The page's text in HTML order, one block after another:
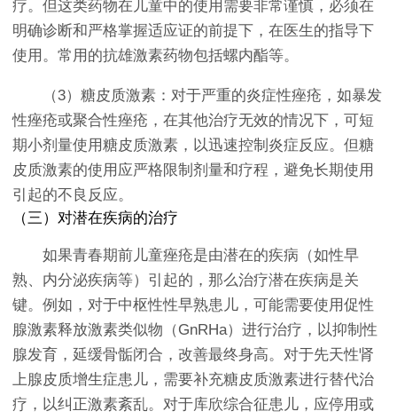
疗。但这类药物在儿童中的使用需要非常谨慎，必须在
明确诊断和严格掌握适应证的前提下，在医生的指导下
使用。常用的抗雄激素药物包括螺内酯等。
（3）糖皮质激素：对于严重的炎症性痤疮，如暴发
性痤疮或聚合性痤疮，在其他治疗无效的情况下，可短
期小剂量使用糖皮质激素，以迅速控制炎症反应。但糖
皮质激素的使用应严格限制剂量和疗程，避免长期使用
引起的不良反应。
（三）对潜在疾病的治疗
如果青春期前儿童痤疮是由潜在的疾病（如性早
熟、内分泌疾病等）引起的，那么治疗潜在疾病是关
键。例如，对于中枢性性早熟患儿，可能需要使用促性
腺激素释放激素类似物（GnRHa）进行治疗，以抑制性
腺发育，延缓骨骺闭合，改善最终身高。对于先天性肾
上腺皮质增生症患儿，需要补充糖皮质激素进行替代治
疗，以纠正激素紊乱。对于库欣综合征患儿，应停用或